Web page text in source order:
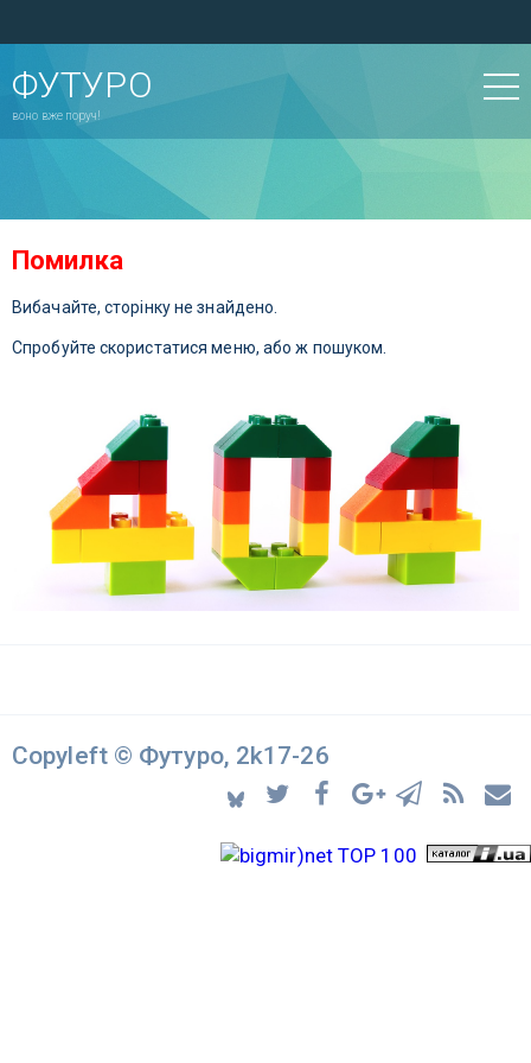
ФУТУРО
воно вже поруч!
Помилка
Вибачайте, сторінку не знайдено.
Спробуйте скористатися меню, або ж пошуком.
Copyleft © Футуро, 2k17-26